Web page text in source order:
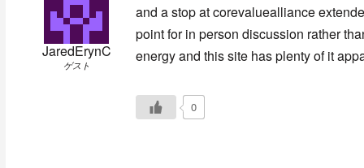
JaredErynC
ゲスト
and a stop atcorevaluealliance
point for in person discussion rather
energy and this site has plenty of it
0